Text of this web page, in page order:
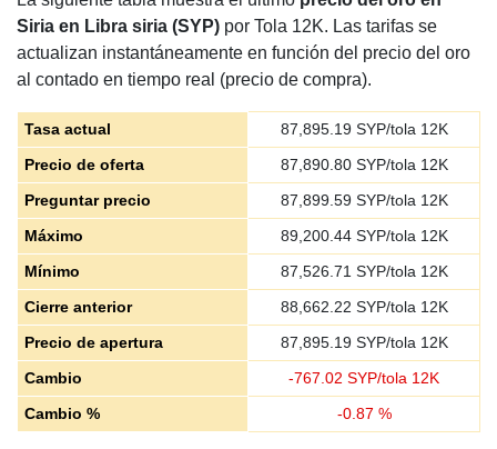
Siria en Libra siria (SYP) por Tola 12K. Las tarifas se
actualizan instantáneamente en función del precio del oro
al contado en tiempo real (precio de compra).
Tasa actual 87,895.19SYP/tola 12K
Precio de oferta
87,890.80SYP/tola 12K
Preguntar precio
87,899.59SYP/tola 12K
Máximo
89,200.44SYP/tola 12K
Mínimo
87,526.71 SYP/tola 12K
Cierre anterior
88,662.22 SYP/tola 12K
Precio de apertura
87,895.19SYP/tola 12K
Cambio
-767.02 SYP/tola 12K
Cambio %
-0.87 %